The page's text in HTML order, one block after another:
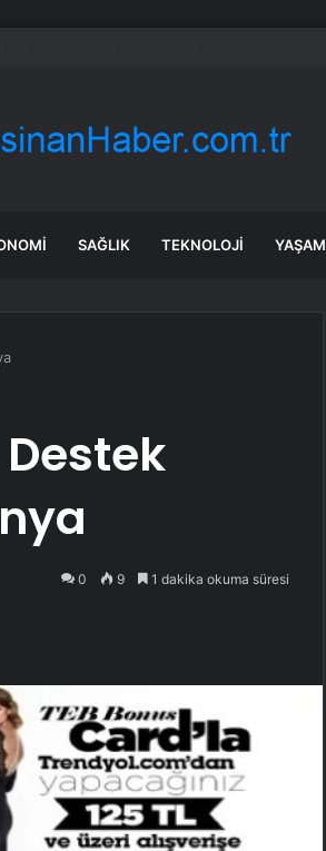
SAĞLIK TEKNOLOJI YAŞAM
0 9 1 dakika okuma süresi